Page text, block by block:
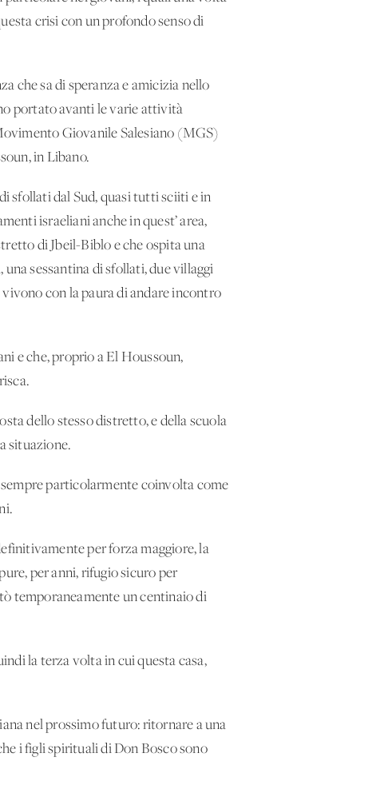
crisi con un profondo senso di
che sa di speranza e amicizia nello
portato avanti le varie attività
Giovanile Salesiano (MGS)
in Libano.
sfollati dal Sud, quasi tutti sciiti e in
israeliani anche in quest’ area,
di Jbeil-Biblo e che ospita una
una sessantina di sfollati, due villaggi
con la paura di andare incontro
e che, proprio a El Houssoun,
dello stesso distretto, e della scuola
situazione.
particolarmente coinvolta come
per forza maggiore, la
per anni, rifugio sicuro per
temporaneamente un centinaio di
la terza volta in cui questa casa,
nel prossimo futuro: ritornare a una
i figli spirituali di Don Bosco sono